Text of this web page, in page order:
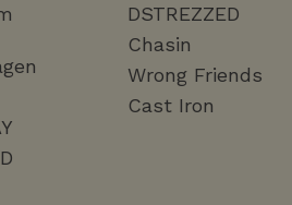
DSTREZZED
Chasin
Wrong Friends
Cast Iron